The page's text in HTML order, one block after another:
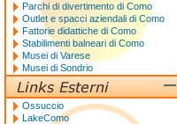
Parchi di divertimento di Como
Outlet e spacci aziendali di Como
Fattorie didattiche di Como
Stabilimenti balneari di Como
Musei di Varese
Musei di Sondrio
Ossuccio
LakeComo